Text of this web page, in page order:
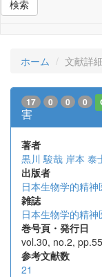
検索
ホーム 文献詳細
17 0 0 0
害
著者
黒川 駿哉 岸本 泰
出版者
日本生物学的精神
雑誌
日本生物学的精
巻号頁・発行日
vol.30, no.2,
参考文献数
21